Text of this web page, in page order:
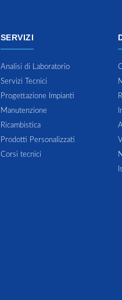
SERVIZI
Analisi di Laboratorio
Servizi Tecnici
Progettazione Impianti
Manutenzione
Ricambistica
Prodotti Personalizzati
Corsi tecnici